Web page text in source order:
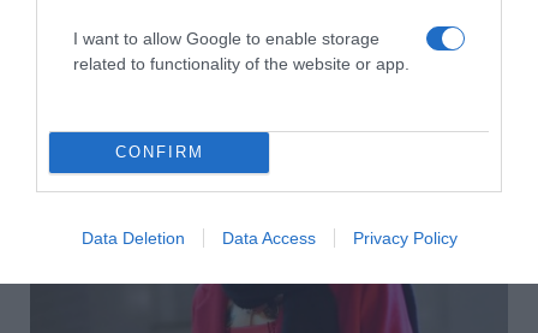
I want to allow Google to enable storage
related to functionality of the website or app.
CONFIRM
Data Deletion Data Access Privacy Policy
2026-08-09.
Ha izzadsz, erre a 3 létfontosságú elemre van szükség